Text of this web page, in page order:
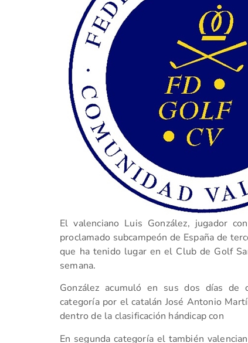
El valenciano Luis González, jugador
proclamado subcampeón de España de
que ha tenido lugar en el Club de Golf
semana.
González acumuló en sus dos días
categoría por el catalán José Antonio
dentro de la clasificación hándicap con
En segunda categoría el también